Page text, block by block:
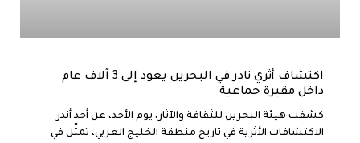
اكتشاف أثري نادر في البحرين يعود إلى 3 آلاف عام
داخل مقبرة جماعية
كشفت هيئة البحرين للثقافة والآثار، يوم الأحد، عن أحد أندر
الاكتشافات الأثرية في تاريخ منطقة الخليج العربي، تمثّل في